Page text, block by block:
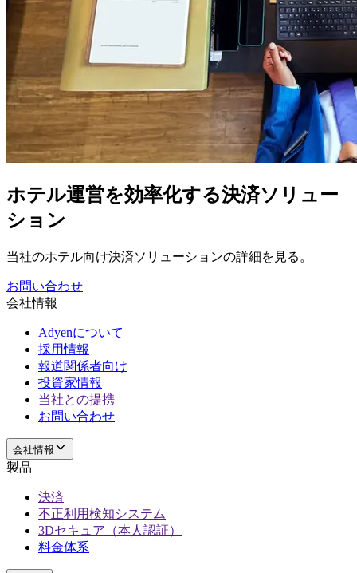
ホテル運営を効率化する決済ソリュー
ション
当社のホテル向け決済ソリューションの詳細を見る。
お問い合わせ
会社情報
Adyenについて
採用情報
報道関係者向け
投資家情報
当社との提携
お問い合わせ
会社情報
製品
決済
不正利用検知システム
3Dセキュア（本人認証）
料金体系